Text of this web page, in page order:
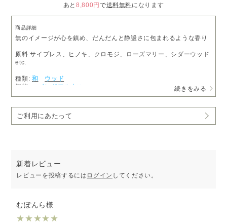
あと8,800円 で送料無料になります
商品詳細
無のイメージが心を鎮め、だんだんと静謐さに包まれるような香り
原料:サイプレス、ヒノキ、クロモジ、ローズマリー、シダーウッド
etc.
種類: 和
ウッド
機能:
マインドフルネス 続きをみる
ご利用にあたって
新着レビュー
レビューを投稿するには ログイン してください。
むぽんら様
★★★★★